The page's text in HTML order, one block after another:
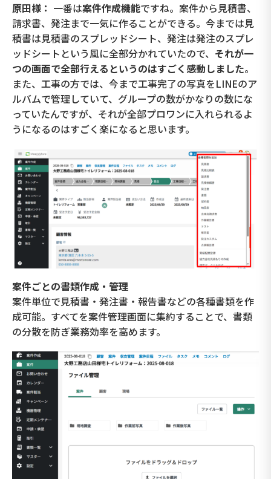
原田様： 一番は案件作成機能ですね。案件から見積書、
請求書、発注まで一気に作ることができる。今までは見
積書は見積書のスプレッドシート、発注は発注のスプレ
ッドシートという風に全部分かれていたので、 それが一
つの画面で全部行えるというのはすごく感動しました。
また、工事の方では、今まで工事完了の写真をLINEのア
ルバムで管理していて、グループの数がかなりの数にな
っていたんですが、それが全部プロワンに入れられるよ
うになるのはすごく楽になると思います。
案件ごとの書類作成・管理
案件単位で見積書・発注書・報告書などの各種書類を作
成可能。すべてを案件管理画面に集約することで、書類
の分散を防ぎ業務効率を高めます。